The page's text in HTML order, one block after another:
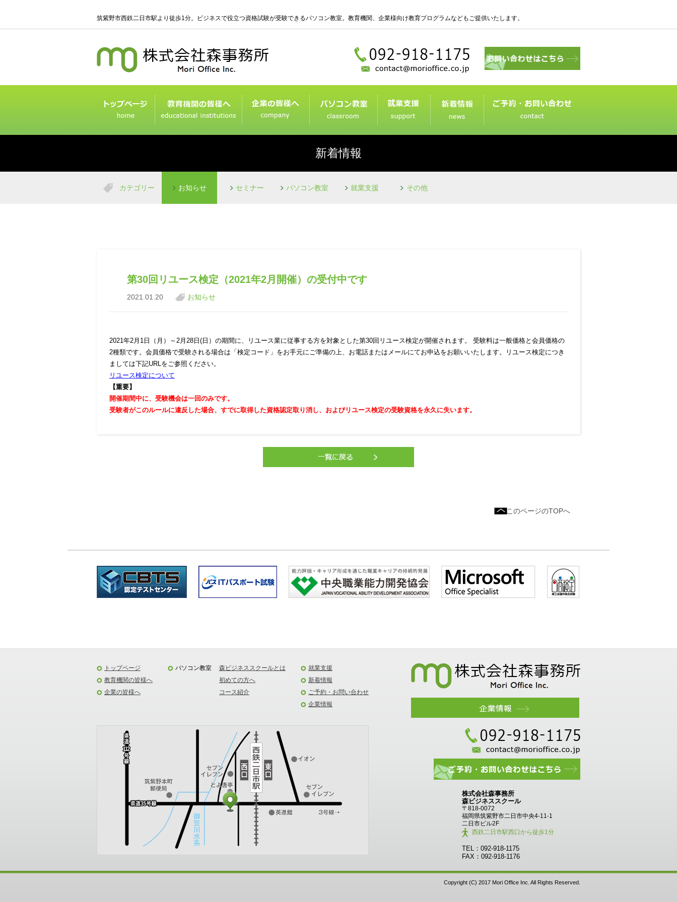
筑紫野市西鉄二日市駅より徒歩1分。ビジネスで役立つ資格試験が受験できるパソコン教室。教育機関、企業様向け教育プログラムなどもご提供いたします。
森ビジネススクールとは
初めての方へ
コース紹介
ご予約・お問い合わせ
新着情報
カテゴリー お知らせ セミナー パソコン教室 就業支援 その他
第30回リユース検定（2021年2月開催）の受付中です
2021.01.20 お知らせ
2021年2月1日（月）～2月28日(日）の期間に、リユース業に従事する方を対象とした第30回リユース検定が開催されます。 受験料は一般価格と会員価格の
2種類です。会員価格で受験される場合は「検定コード」をお手元にご準備の上、お電話またはメールにてお申込をお願いいたします。リユース検定につき
ましては下記URLをご参照ください。
リユース検定について
【重要】
開催期間中に、受験機会は一回のみです。
受験者がこのルールに違反した場合、すでに取得した資格認定取り消し、およびリユース検定の受験資格を永久に失います。
このページのTOPへ
トップページ
教育機関の皆様へ
企業の皆様へ
パソコン教室
森ビジネススクールとは
初めての方へ
コース紹介
就業支援
新着情報
ご予約・お問い合わせ
企業情報
株式会社森事務所
森ビジネススクール
〒818-0072
福岡県筑紫野市二日市中央4-11-1
二日市ビル2F
西鉄二日市駅西口から徒歩1分
TEL：092-918-1175
FAX：092-918-1176
Copyright (C) 2017 Mori Office Inc. All Rights Reserved.